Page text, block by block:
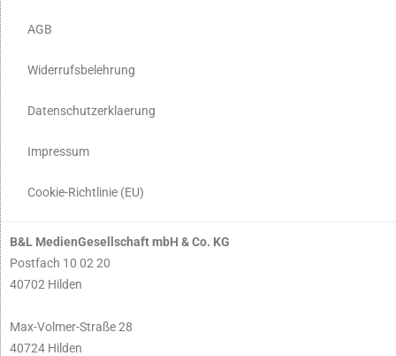
AGB
Widerrufsbelehrung
Datenschutzerklaerung
Impressum
Cookie-Richtlinie (EU)
B&L MedienGesellschaft mbH & Co. KG
Postfach 10 02 20
40702 Hilden
Max-Volmer-Straße 28
40724 Hilden